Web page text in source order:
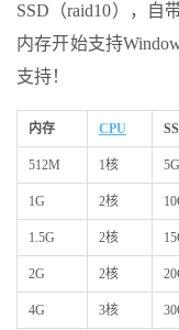
SSD（raid10），自
内存开始支持
支持！
内存 CPU
512M 1核 5G
1G 2核
1.5G 2核
2G 2核
4G 3核